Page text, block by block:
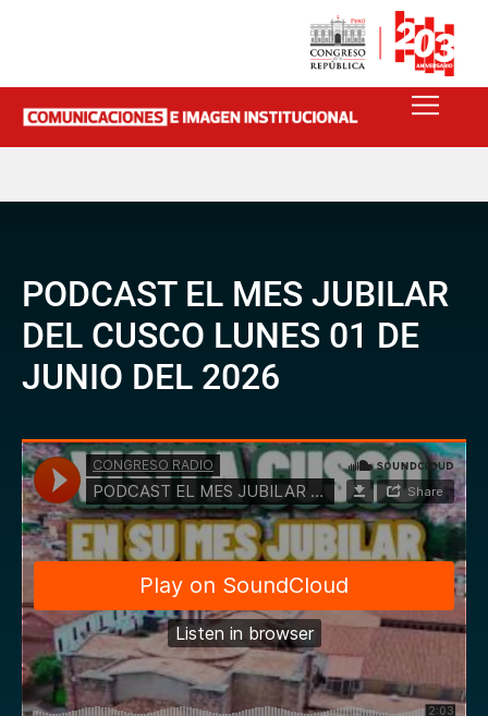
PODCAST EL MES JUBILAR
DEL CUSCO LUNES 01 DE
JUNIO DEL 2026